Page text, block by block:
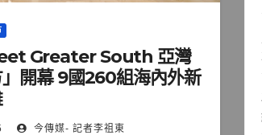
Greater South 亞灣
開幕 9國260組海內外新
今傳媒- 記者李祖東